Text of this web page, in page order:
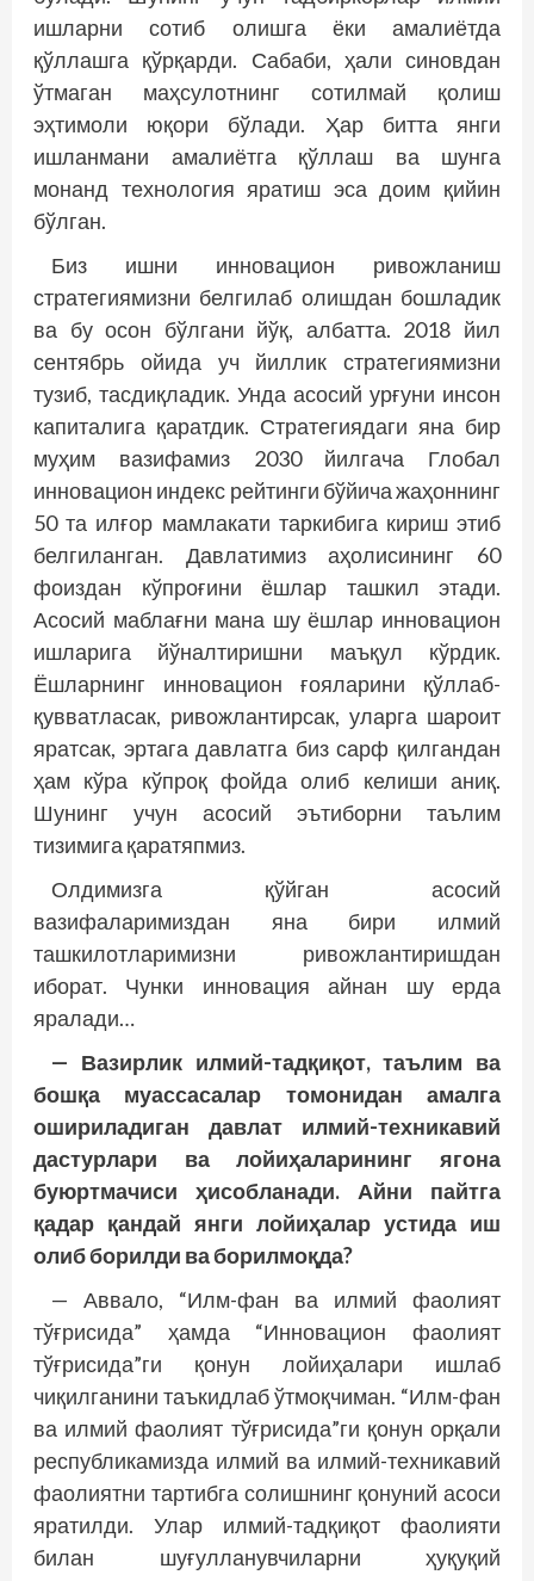
ишларни сотиб олишга ёки амалиётда
қўллашга қўрқарди. Сабаби, ҳали синовдан
ўтмаган маҳсулотнинг сотилмай қолиш
эҳтимоли юқори бўлади. Ҳар битта янги
ишланмани амалиётга қўллаш ва шунга
монанд технология яратиш эса доим қийин
бўлган.
Биз ишни инновацион ривожланиш
стратегиямизни белгилаб олишдан бошладик
ва бу осон бўлгани йўқ, албатта. 2018 йил
сентябрь ойида уч йиллик стратегиямизни
тузиб, тасдиқладик. Унда асосий урғуни инсон
капиталига қаратдик. Стратегиядаги яна бир
муҳим вазифамиз 2030 йилгача Глобал
инновацион индекс рейтинги бўйича жаҳоннинг
50 та илғор мамлакати таркибига кириш этиб
белгиланган. Давлатимиз аҳолисининг 60
фоиздан кўпроғини ёшлар ташкил этади.
Асосий маблағни мана шу ёшлар инновацион
ишларига йўналтиришни маъқул кўрдик.
Ёшларнинг инновацион ғояларини қўллаб-
қувватласак, ривожлантирсак, уларга шароит
яратсак, эртага давлатга биз сарф қилгандан
ҳам кўра кўпроқ фойда олиб келиши аниқ.
Шунинг учун асосий эътиборни таълим
тизимига қаратяпмиз.
Олдимизга қўйган асосий
вазифаларимиздан яна бири илмий
ташкилотларимизни ривожлантиришдан
иборат. Чунки инновация айнан шу ерда
яралади…
— Вазирлик илмий-тадқиқот, таълим ва
бошқа муассасалар томонидан амалга
ошириладиган давлат илмий-техникавий
дастурлари ва лойиҳаларининг ягона
буюртмачиси ҳисобланади. Айни пайтга
қадар қандай янги лойиҳалар устида иш
олиб борилди ва борилмоқда?
— Аввало, “Илм-фан ва илмий фаолият
тўғрисида” ҳамда “Инновацион фаолият
тўғрисида”ги қонун лойиҳалари ишлаб
чиқилганини таъкидлаб ўтмоқчиман. “Илм-фан
ва илмий фаолият тўғрисида”ги қонун орқали
республикамизда илмий ва илмий-техникавий
фаолиятни тартибга солишнинг қонуний асоси
яратилди. Улар илмий-тадқиқот фаолияти
билан шуғулланувчиларни ҳуқуқий